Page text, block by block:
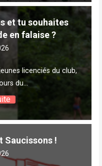
et tu souhaites
en falaise ?
licenciés du club,
du…
Saucissons !